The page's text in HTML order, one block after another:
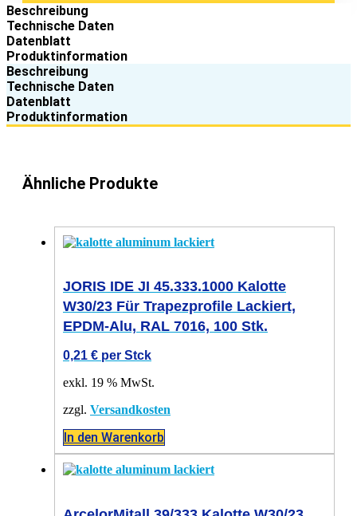
Beschreibung
Technische Daten
Datenblatt
Produktinformation
Beschreibung
Technische Daten
Datenblatt
Produktinformation
Ähnliche Produkte
JORIS IDE JI 45.333.1000 Kalotte
W30/23 Für Trapezprofile Lackiert,
EPDM-Alu, RAL 7016, 100 Stk.
0,21 € per Stck
exkl. 19 % MwSt.
zzgl. Versandkosten
In den Warenkorb